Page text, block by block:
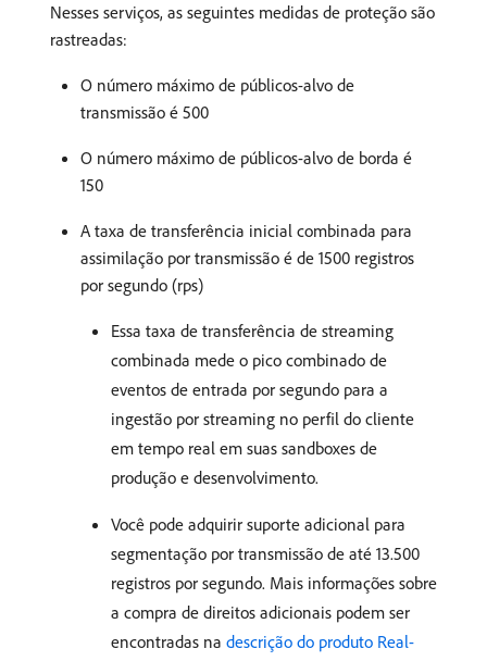
Nesses serviços, as seguintes medidas de proteção são
rastreadas:
O número máximo de públicos-alvo de
transmissão é 500
O número máximo de públicos-alvo de borda é
150
A taxa de transferência inicial combinada para
assimilação por transmissão é de 1500 registros
por segundo (rps)
Essa taxa de transferência de streaming
combinada mede o pico combinado de
eventos de entrada por segundo para a
ingestão por streaming no perfil do cliente
em tempo real em suas sandboxes de
produção e desenvolvimento.
Você pode adquirir suporte adicional para
segmentação por transmissão de até 13.500
registros por segundo. Mais informações sobre
a compra de direitos adicionais podem ser
encontradas na descrição do produto Real-